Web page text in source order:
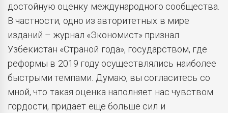
достойную оценку международного сообщества.
В частности, одно из авторитетных в мире
изданий – журнал «Экономист» признал
Узбекистан «Страной года», государством, где
реформы в 2019 году осуществлялись наиболее
быстрыми темпами. Думаю, вы согласитесь со
мной, что такая оценка наполняет нас чувством
гордости, придает еще больше сил и